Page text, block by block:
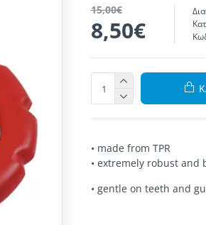
8,50€
15,00€
• made from TPR
• extremely robust and
• gentle on teeth and